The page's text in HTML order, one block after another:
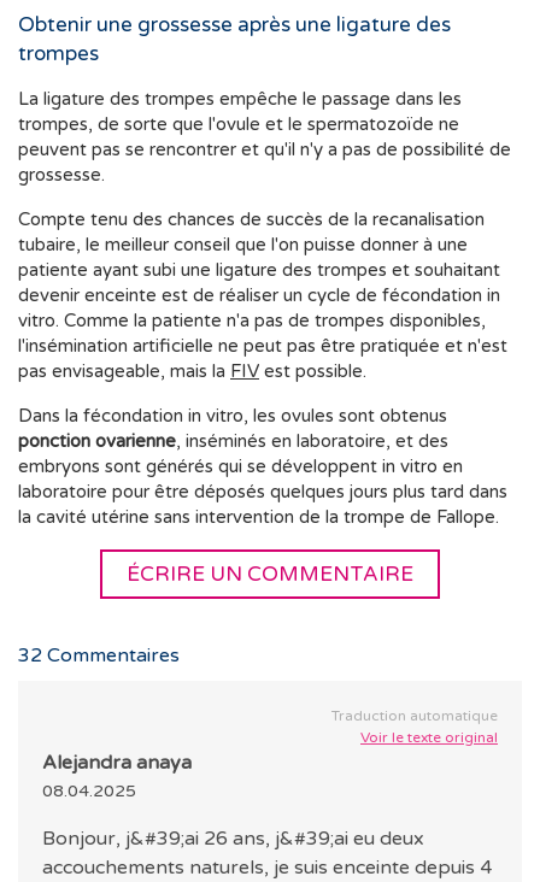
Obtenir une grossesse après une ligature des
trompes
La ligature des trompes empêche le passage dans les
trompes, de sorte que l'ovule et le spermatozoïde ne
peuvent pas se rencontrer et qu'il n'y a pas de possibilité de
grossesse.
Compte tenu des chances de succès de la recanalisation
tubaire, le meilleur conseil que l'on puisse donner à une
patiente ayant subi une ligature des trompes et souhaitant
devenir enceinte est de réaliser un cycle de fécondation in
vitro. Comme la patiente n'a pas de trompes disponibles,
l'insémination artificielle ne peut pas être pratiquée et n'est
pas envisageable, mais la FIV est possible.
Dans la fécondation in vitro, les ovules sont obtenus
ponction ovarienne, inséminés en laboratoire, et des
embryons sont générés qui se développent in vitro en
laboratoire pour être déposés quelques jours plus tard dans
la cavité utérine sans intervention de la trompe de Fallope.
ÉCRIRE UN COMMENTAIRE
32 Commentaires
Traduction automatique
Voir le texte original
Alejandra anaya
08.04.2025
Bonjour, j&#39;ai 26 ans, j&#39;ai eu deux
accouchements naturels, je suis enceinte depuis 4